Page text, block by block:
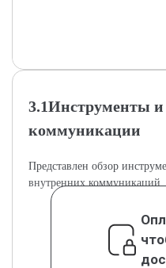
3.1Инструменты
коммуникации
Представлен обзор
внутренних коммуникаций.